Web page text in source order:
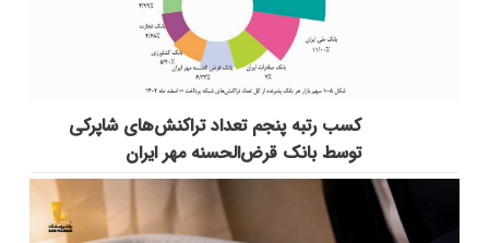
کسب رتبه پنجم تعداد تراکنش‌های شاپرکی
توسط بانک قرض‌الحسنه مهر ایران